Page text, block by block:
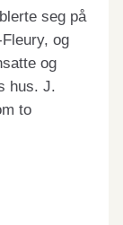
seg på
og
og
hus. J.
to